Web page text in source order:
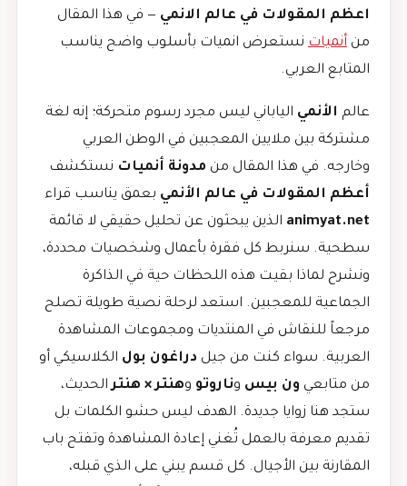
اعظم المقولات في عالم الانمي — في هذا المقال
من أنميات نستعرض انميات بأسلوب واضح يناسب
المتابع العربي.
عالم الأنمي الياباني ليس مجرد رسوم متحركة؛ إنه لغة
مشتركة بين ملايين المعجبين في الوطن العربي
وخارجه. في هذا المقال من مدونة أنميات نستكشف
أعظم المقولات في عالم الأنمي بعمق يناسب قراء
animyat.net الذين يبحثون عن تحليل حقيقي لا قائمة
سطحية. سنربط كل فقرة بأعمال وشخصيات محددة،
ونشرح لماذا بقيت هذه اللحظات حية في الذاكرة
الجماعية للمعجبين. استعد لرحلة نصية طويلة تصلح
مرجعاً للنقاش في المنتديات ومجموعات المشاهدة
العربية. سواء كنت من جيل دراغون بول الكلاسيكي أو
من متابعي ون بيس وناروتو وهنتر × هنترالحديث،
ستجد هنا زوايا جديدة. الهدف ليس حشو الكلمات بل
تقديم معرفة بالعمل تُغني إعادة المشاهدة وتفتح باب
المقارنة بين الأجيال. كل قسم يبني على الذي قبله،